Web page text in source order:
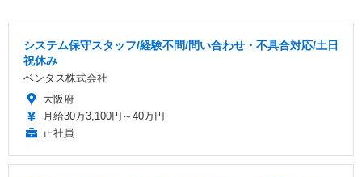
システム保守スタッフ/経験不問/問い合わせ・不具合対応/土日
祝休み
ベンタス株式会社
大阪府
月給30万3,100円～40万円
正社員